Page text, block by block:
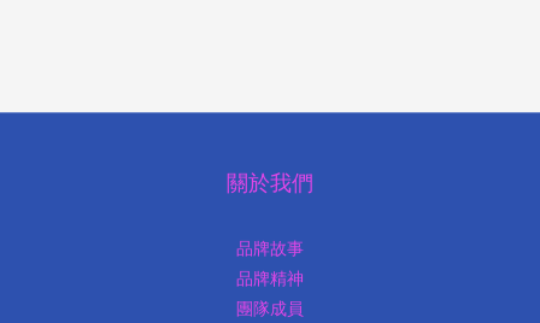
關於我們
品牌故事
品牌精神
團隊成員